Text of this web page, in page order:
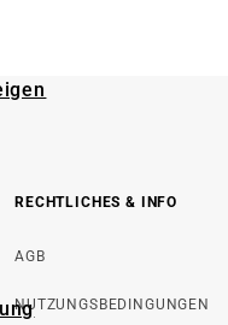
RECHTLICHES & INFO
AGB
NUTZUNGSBEDINGUNGEN